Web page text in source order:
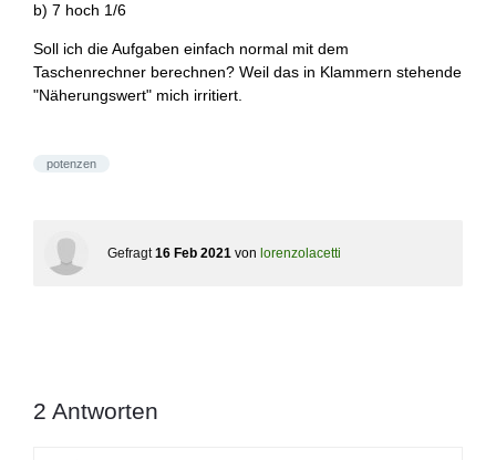
b) 7 hoch 1/6
Soll ich die Aufgaben einfach normal mit dem
Taschenrechner berechnen? Weil das in Klammern stehende
"Näherungswert" mich irritiert.
potenzen
Gefragt 16 Feb 2021 von lorenzolacetti
2 Antworten